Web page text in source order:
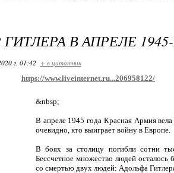
В АПРЕЛЕ
г. 01:42 + в цитатник
https://www.liveinternet.ru...206958122/
&nbsp;
В апреле 1945 года Красная Армия
очевидно, кто выиграет войну в Европе.
В боях за столицу погибли сотни
Бессчетное множество людей осталось
со смертью двух людей: Адольфа